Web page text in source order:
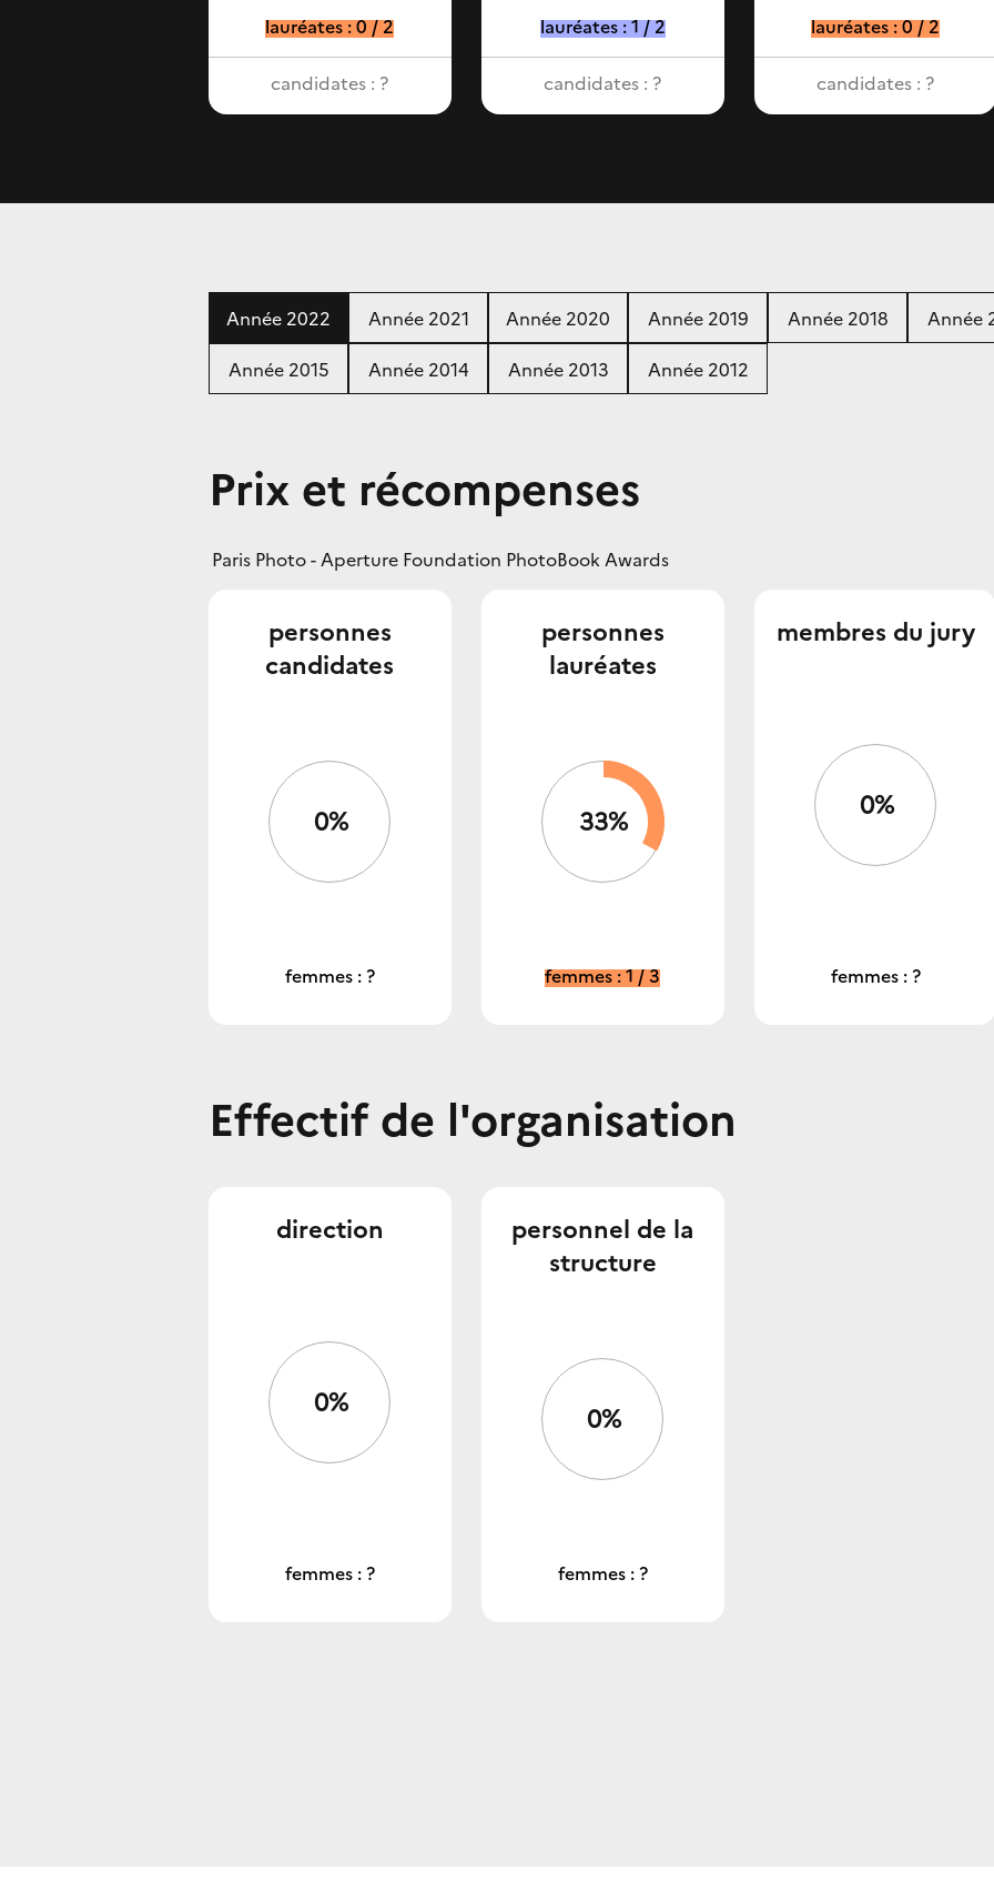
lauréates : 0 / 2
candidates : ?
lauréates : 1 / 2
candidates : ?
lauréates : 0 / 2
candidates : ?
Année 2022 Année 2021 Année 2020 Année 2019 Année 2018 Année
Année 2015 Année 2014 Année 2013 Année 2012
Prix et récompenses
Paris Photo - Aperture Foundation PhotoBook Awards
personnes
candidates
0%
femmes : ?
personnes
lauréates
33%
femmes : 1 / 3
membres du jury
0%
femmes : ?
Effectif de l'organisation
direction
0%
femmes : ?
personnel de la
structure
0%
femmes : ?